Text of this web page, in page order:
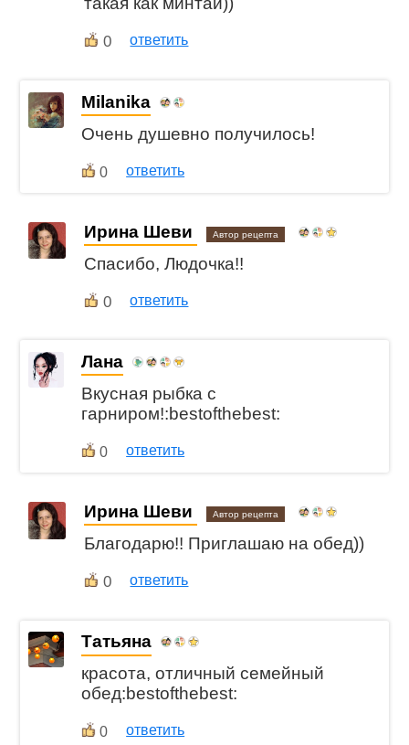
0 ответить
Milanika
Очень душевно получилось!
0 ответить
Ирина Шеви Автор рецепта
Спасибо, Людочка!!
0 ответить
Лана
Вкусная рыбка с
гарниром!:bestofthebest:
0 ответить
Ирина Шеви Автор рецепта
Благодарю!! Приглашаю на обед))
0 ответить
Татьяна
красота, отличный семейный
обед:bestofthebest:
0 ответить